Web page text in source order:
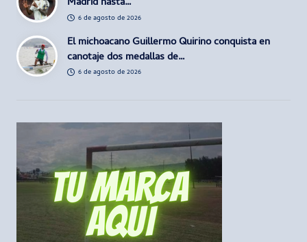
6 de agosto de 2026
El michoacano Guillermo Quirino conquista en
canotaje dos medallas de…
6 de agosto de 2026